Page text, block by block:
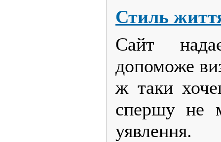
Стиль
Сайт
допоможе
ж таки
спершу не
уявлення.